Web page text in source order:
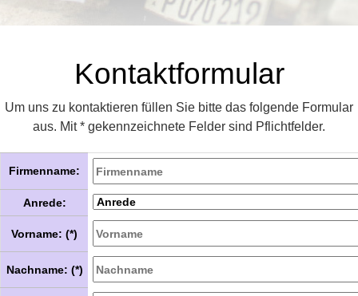
Kontaktformular
Um uns zu kontaktieren füllen Sie bitte das folgende Formular
aus. Mit * gekennzeichnete Felder sind Pflichtfelder.
Firmenname:
Anrede:
Vorname: (*)
Nachname: (*)